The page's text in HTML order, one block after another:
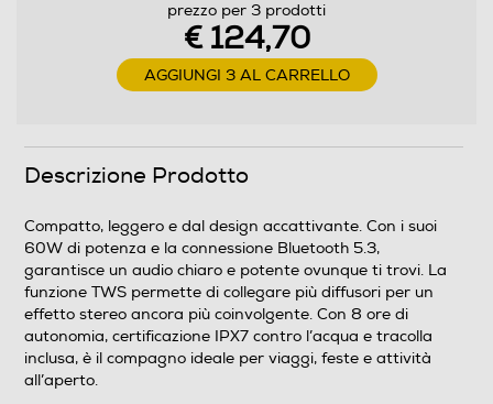
prezzo per 3 prodotti
€ 124,70
AGGIUNGI 3 AL CARRELLO
Descrizione Prodotto
Compatto, leggero e dal design accattivante. Con i suoi
60W di potenza e la connessione Bluetooth 5.3,
garantisce un audio chiaro e potente ovunque ti trovi. La
funzione TWS permette di collegare più diffusori per un
effetto stereo ancora più coinvolgente. Con 8 ore di
autonomia, certificazione IPX7 contro l’acqua e tracolla
inclusa, è il compagno ideale per viaggi, feste e attività
all’aperto.